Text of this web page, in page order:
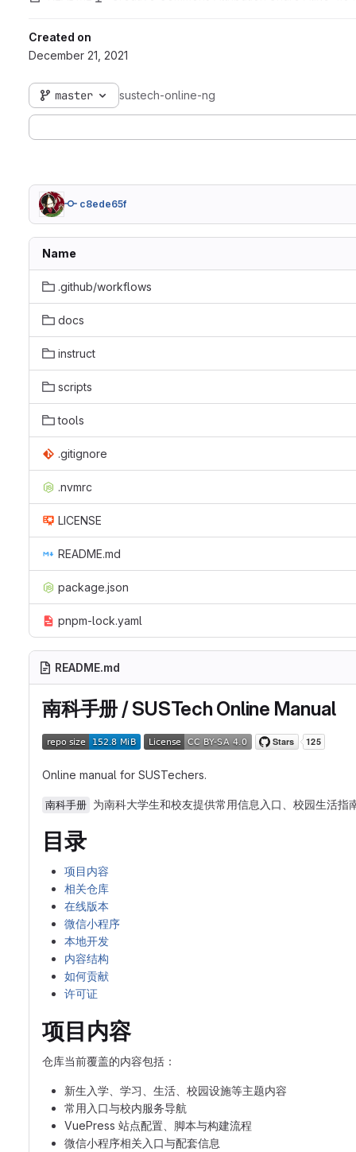
Created on
December 21, 2021
master sustech-online-ng
c8ede65f
Name
.github/workflows
docs
instruct
scripts
tools
.gitignore
.nvmrc
LICENSE
README.md
package.json
pnpm-lock.yaml
README.md
南科手册 / SUSTech Online Manual
Online manual for SUSTechers.
南科手册 为南科大学生和校友提供常用信息入口、校园生活
目录
项目内容
相关仓库
在线版本
微信小程序
本地开发
内容结构
如何贡献
许可证
项目内容
仓库当前覆盖的内容包括：
新生入学、学习、生活、校园设施等主题内容
常用入口与校内服务导航
VuePress 站点配置、脚本与构建流程
微信小程序相关入口与配套信息